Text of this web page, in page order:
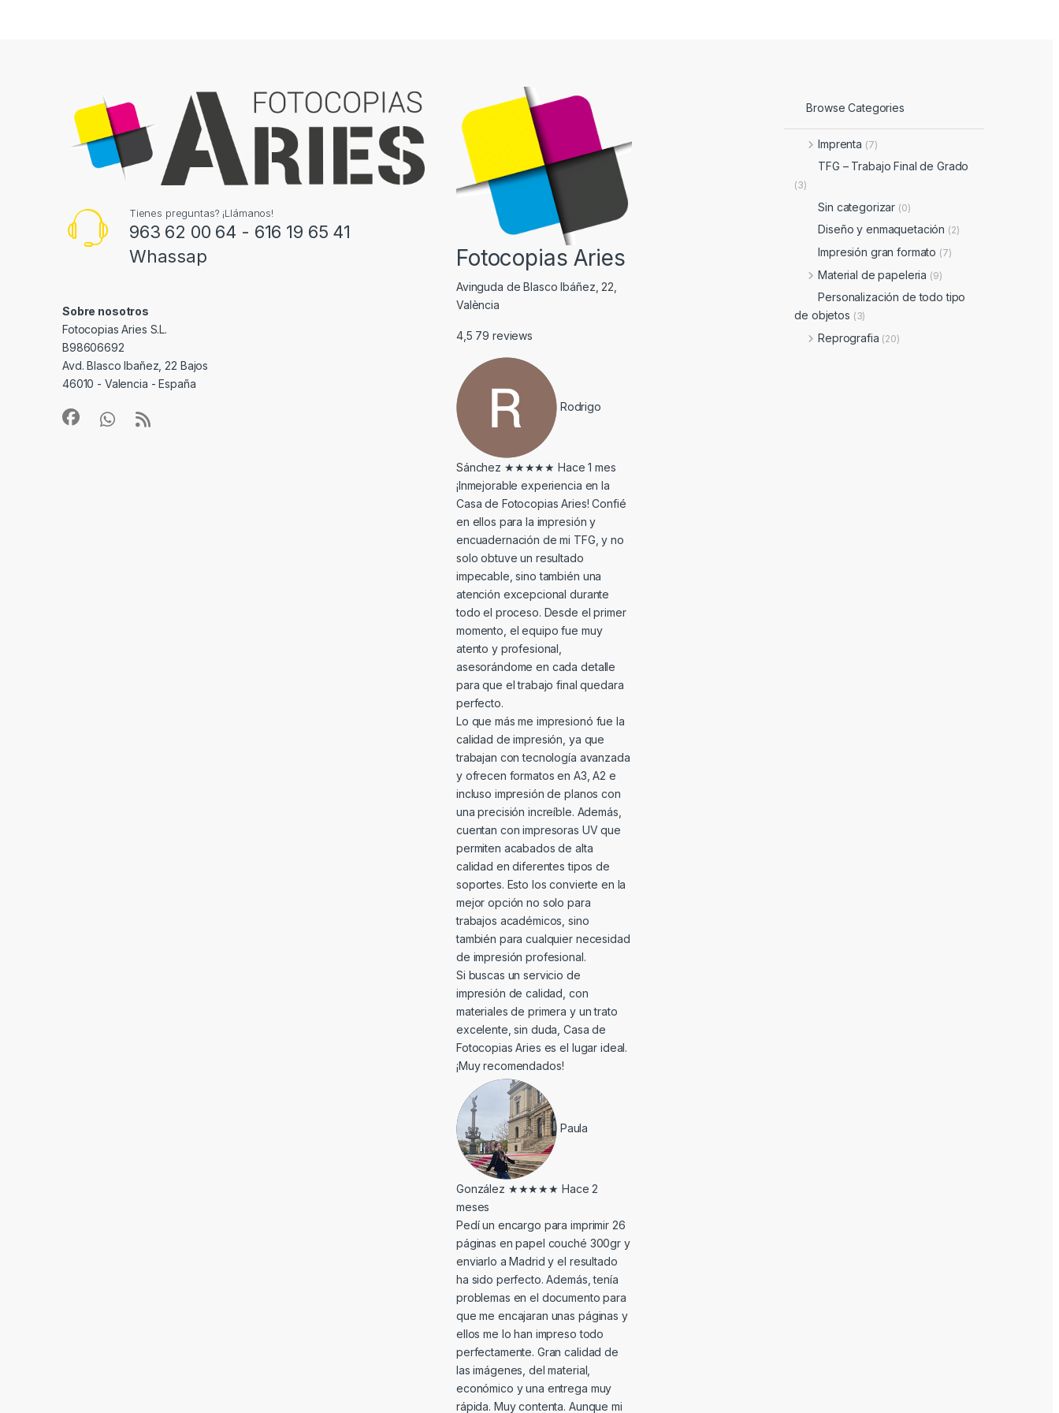
Tienes preguntas? ¡Llámanos!
963 62 00 64 - 616 19 65 41
Whassap
Sobre nosotros
Fotocopias Aries S.L.
B98606692
Avd. Blasco Ibañez, 22 Bajos
46010 - Valencia - España
Fotocopias Aries
Avinguda de Blasco Ibáñez, 22,
València
4,5 79 reviews
Rodrigo
Sánchez ★★★★★ Hace 1 mes
¡Inmejorable experiencia en la
Casa de Fotocopias Aries! Confié
en ellos para la impresión y
encuadernación de mi TFG, y no
solo obtuve un resultado
impecable, sino también una
atención excepcional durante
todo el proceso. Desde el primer
momento, el equipo fue muy
atento y profesional,
asesorándome en cada detalle
para que el trabajo final quedara
perfecto.
Lo que más me impresionó fue la
calidad de impresión, ya que
trabajan con tecnología avanzada
y ofrecen formatos en A3, A2 e
incluso impresión de planos con
una precisión increíble. Además,
cuentan con impresoras UV que
permiten acabados de alta
calidad en diferentes tipos de
soportes. Esto los convierte en la
mejor opción no solo para
trabajos académicos, sino
también para cualquier necesidad
de impresión profesional.
Si buscas un servicio de
impresión de calidad, con
materiales de primera y un trato
excelente, sin duda, Casa de
Fotocopias Aries es el lugar ideal.
¡Muy recomendados!
Paula
González ★★★★★ Hace 2
meses
Pedí un encargo para imprimir 26
páginas en papel couché 300gr y
enviarlo a Madrid y el resultado
ha sido perfecto. Además, tenía
problemas en el documento para
que me encajaran unas páginas y
ellos me lo han impreso todo
perfectamente. Gran calidad de
las imágenes, del material,
económico y una entrega muy
rápida. Muy contenta. Aunque mi
Browse Categories
Imprenta (7)
TFG – Trabajo Final de Grado
(3)
Sin categorizar (0)
Diseño y enmaquetación (2)
Impresión gran formato (7)
Material de papeleria (9)
Personalización de todo tipo
de objetos (3)
Reprografia (20)